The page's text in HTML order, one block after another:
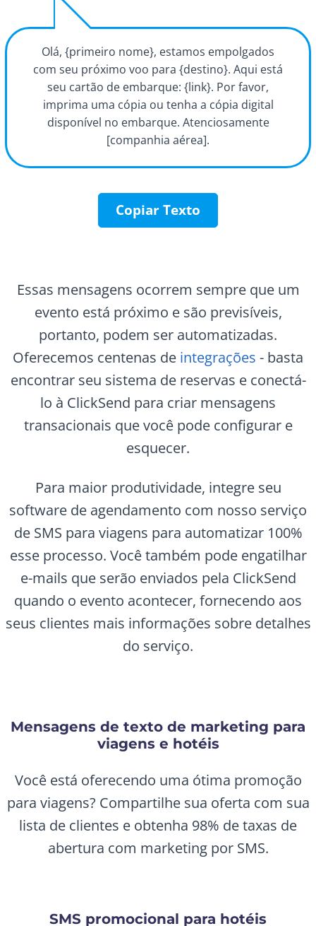
Olá, {primeiro nome}, estamos empolgados
com seu próximo voo para {destino}. Aqui está
seu cartão de embarque: {link}. Por favor,
imprima uma cópia ou tenha a cópia digital
disponível no embarque. Atenciosamente
[companhia aérea].
Copiar Texto
Essas mensagens ocorrem sempre que um
evento está próximo e são previsíveis,
portanto, podem ser automatizadas.
Oferecemos centenas de integrações - basta
encontrar seu sistema de reservas e conectá-
lo à ClickSend para criar mensagens
transacionais que você pode configurar e
esquecer.
Para maior produtividade, integre seu
software de agendamento com nosso serviço
de SMS para viagens para automatizar 100%
esse processo. Você também pode engatilhar
e-mails que serão enviados pela ClickSend
quando o evento acontecer, fornecendo aos
seus clientes mais informações sobre detalhes
do serviço.
Mensagens de texto de marketing para
viagens e hotéis
Você está oferecendo uma ótima promoção
para viagens? Compartilhe sua oferta com sua
lista de clientes e obtenha 98% de taxas de
abertura com marketing por SMS.
SMS promocional para hotéis